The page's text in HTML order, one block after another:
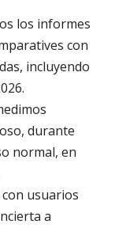
los informes
con
incluyendo
durante
normal, en
usuarios
a